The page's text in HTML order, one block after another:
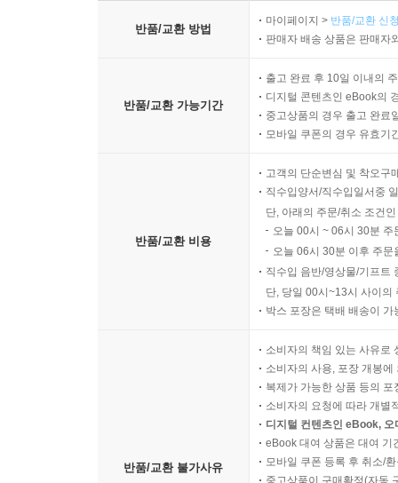
반품/교환 방법
마이페이지 > 반품/교환 신
판매자 배송 상품은 판매자
반품/교환 가능기간
출고 완료 후 10일 이내의
디지털 콘텐츠인 eBook의
중고상품의 경우 출고 완료
모바일 쿠폰의 경우 유효기
반품/교환 비용
고객의 단순변심 및 착오구
직수입양서/직수입일서중
단, 아래의 주문/취소 조건
오늘 00시 ~ 06시 30분
오늘 06시 30분 이후 주
직수입 음반/영상물/기프트
단, 당일 00시~13시 사이의
박스 포장은 택배 배송이
반품/교환 불가사유
소비자의 책임 있는 사유로
소비자의 사용, 포장 개봉
복제가 가능한 상품 등의
소비자의 요청에 따라 개별
디지털 컨텐츠인 eBook,
eBook 대여 상품은 대여 기
모바일 쿠폰 등록 후 취소/
중고상품이 구매확정(자동